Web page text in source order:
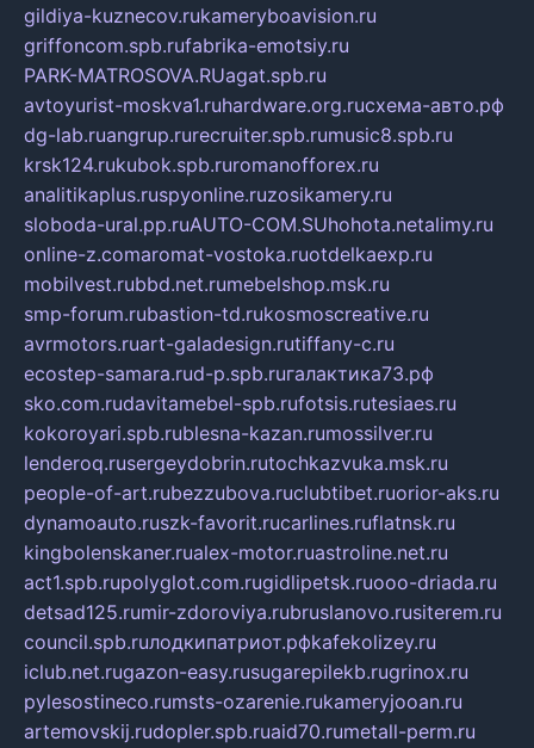
gildiya-kuznecov.rukameryboavision.ru
griffoncom.spb.rufabrika-emotsiy.ru
PARK-MATROSOVA.RUagat.spb.ru
avtoyurist-moskva1.ruhardware.org.ruсхема-авто.рф
dg-lab.ruangrup.rurecruiter.spb.rumusic8.spb.ru
krsk124.rukubok.spb.ruromanofforex.ru
analitikaplus.ruspyonline.ruzosikamery.ru
sloboda-ural.pp.ruAUTO-COM.SUhohota.netalimy.ru
online-z.comaromat-vostoka.ruotdelkaexp.ru
mobilvest.rubbd.net.rumebelshop.msk.ru
smp-forum.rubastion-td.rukosmoscreative.ru
avrmotors.ruart-galadesign.rutiffany-c.ru
ecostep-samara.rud-p.spb.ruгалактика73.рф
sko.com.rudavitamebel-spb.rufotsis.rutesiaes.ru
kokoroyari.spb.rublesna-kazan.rumossilver.ru
lenderoq.rusergeydobrin.rutochkazvuka.msk.ru
people-of-art.rubezzubova.ruclubtibet.ruorior-aks.ru
dynamoauto.ruszk-favorit.rucarlines.ruflatnsk.ru
kingbolenskaner.rualex-motor.ruastroline.net.ru
act1.spb.rupolyglot.com.rugidlipetsk.ruooo-driada.ru
detsad125.rumir-zdoroviya.rubruslanovo.rusiterem.ru
council.spb.ruлодкипатриот.рфkafekolizey.ru
iclub.net.rugazon-easy.rusugarepilekb.rugrinox.ru
pylesostineco.rumsts-ozarenie.rukameryjooan.ru
artemovskij.rudopler.spb.ruaid70.rumetall-perm.ru